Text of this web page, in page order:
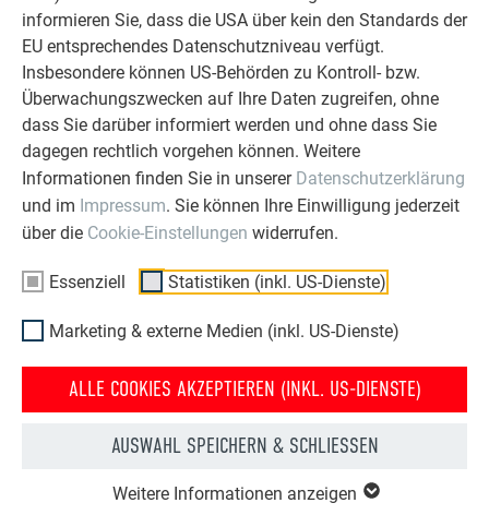
informieren Sie, dass die USA über kein den Standards der
EU entsprechendes Datenschutzniveau verfügt.
Insbesondere können US-Behörden zu Kontroll- bzw.
Überwachungszwecken auf Ihre Daten zugreifen, ohne
dass Sie darüber informiert werden und ohne dass Sie
dagegen rechtlich vorgehen können. Weitere
Informationen finden Sie in unserer Datenschutzerklärung
und im Impressum. Sie können Ihre Einwilligung jederzeit
über die Cookie-Einstellungen widerrufen.
Essenziell Statistiken (inkl. US-Dienste)
Marketing & externe Medien (inkl. US-Dienste)
ALLE COOKIES AKZEPTIEREN (INKL. US-DIENSTE)
AUSWAHL SPEICHERN & SCHLIESSEN
Weitere Informationen anzeigen
Dank des geringen Gewichts der PREFA Produkte wird das
PREFA SANIERUNGSGALERIE
HAUS NACH DER
PREFA DACHPLATTE
HAUS VOR DER
DACHPLATTE